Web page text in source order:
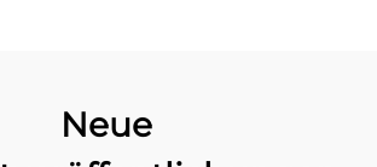
Neue